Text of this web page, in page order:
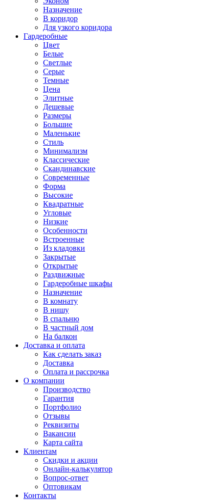
Назначение
В коридор
Для узкого коридора
Гардеробные
Цвет
Белые
Светлые
Серые
Темные
Цена
Элитные
Дешевые
Размеры
Большие
Маленькие
Стиль
Минимализм
Классические
Скандинавские
Современные
Форма
Высокие
Квадратные
Угловые
Низкие
Особенности
Встроенные
Из кладовки
Закрытые
Открытые
Раздвижные
Гардеробные шкафы
Назначение
В комнату
В нишу
В спальню
В частный дом
На балкон
Доставка и оплата
Как сделать заказ
Доставка
Оплата и рассрочка
О компании
Производство
Гарантия
Портфолио
Отзывы
Реквизиты
Вакансии
Карта сайта
Клиентам
Скидки и акции
Онлайн-калькулятор
Вопрос-ответ
Оптовикам
Контакты